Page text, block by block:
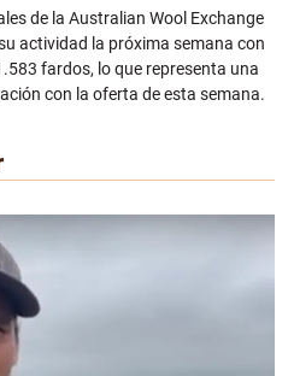
de la Australian Wool Exchange
actividad la próxima semana con
fardos, lo que representa una
con la oferta de esta semana.